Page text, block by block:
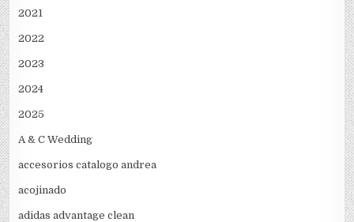
2021
2022
2023
2024
2025
A & C Wedding
accesorios catalogo andrea
acojinado
adidas advantage clean